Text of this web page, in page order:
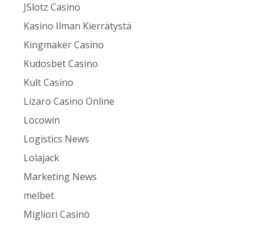
JSlotz Casino
Kasino Ilman Kierrätystä
Kingmaker Casino
Kudosbet Casino
Kult Casino
Lizaro Casino Online
Locowin
Logistics News
Lolajack
Marketing News
melbet
Migliori Casinò